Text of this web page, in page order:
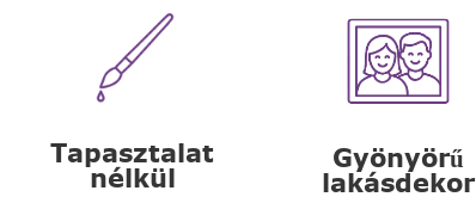
Tapasztalat
nélkül
Gyönyörű
lakásdekor